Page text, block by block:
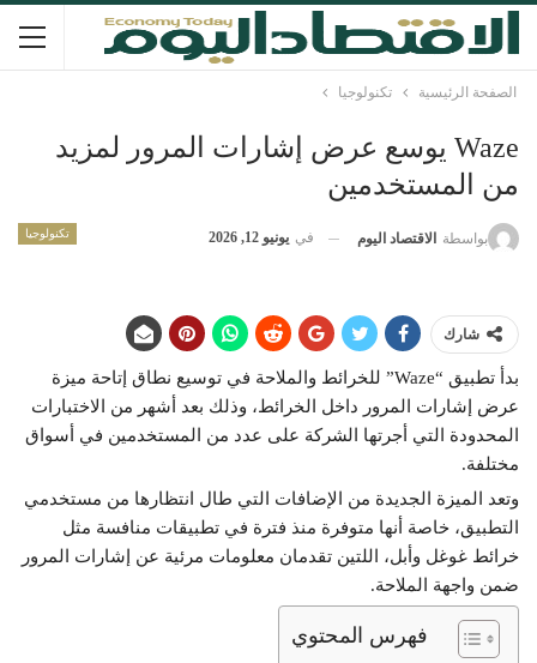
الصفحة الرئيسية تكنولوجيا
Waze يوسع عرض إشارات المرور لمزيد
من المستخدمين
تكنولوجيا بواسطة الاقتصاد اليوم في يونيو 12, 2026
شارك
بدأ تطبيق “Waze” للخرائط والملاحة في توسيع نطاق إتاحة ميزة
عرض إشارات المرور داخل الخرائط، وذلك بعد أشهر من الاختبارات
المحدودة التي أجرتها الشركة على عدد من المستخدمين في أسواق
مختلفة.
وتعد الميزة الجديدة من الإضافات التي طال انتظارها من مستخدمي
التطبيق، خاصة أنها متوفرة منذ فترة في تطبيقات منافسة مثل
خرائط غوغل وأبل، اللتين تقدمان معلومات مرئية عن إشارات المرور
ضمن واجهة الملاحة.
فهرس المحتوي